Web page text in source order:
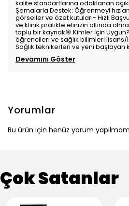
kalite standartlarına odaklanan
Şemalarla Destek: Öğrenmeyi
görseller ve özet kutuları- Hızlı
ve klinik pratikte elinizin altında
toplu bir kaynak🎯 Kimler İçin
öğrencileri ve sağlık bilimleri
Sağlık teknikerleri ve yeni başlayan
Devamını Göster
Yorumlar
Bu ürün için henüz yorum
Çok Satanlar